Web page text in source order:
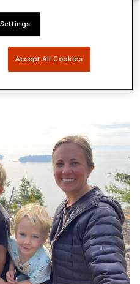
Accept All Cookies